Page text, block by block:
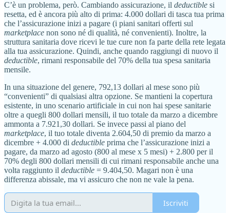
C’è un problema, però. Cambiando assicurazione, il deductible si
resetta, ed è ancora più alto di prima: 4.000 dollari di tasca tua prima
che l’assicurazione inizi a pagare (i piani sanitari offerti sul
marketplace non sono né di qualità, né convenienti). Inoltre, la
struttura sanitaria dove ricevi le tue cure non fa parte della rete legata
alla tua assicurazione. Quindi, anche quando raggiungi di nuovo il
deductible, rimani responsabile del 70% della tua spesa sanitaria
mensile.
In una situazione del genere, 792,13 dollari al mese sono più
“convenienti” di qualsiasi altra opzione. Se mantieni la copertura
esistente, in uno scenario artificiale in cui non hai spese sanitarie
oltre a quegli 800 dollari mensili, il tuo totale da marzo a dicembre
ammonta a 7.921,30 dollari. Se invece passi al piano del
marketplace, il tuo totale diventa 2.604,50 di premio da marzo a
dicembre + 4.000 di deductible prima che l’assicurazione inizi a
pagare, da marzo ad agosto (800 al mese x 5 mesi) + 2.800 per il
70% degli 800 dollari mensili di cui rimani responsabile anche una
volta raggiunto il deductible = 9.404,50. Magari non è una
differenza abissale, ma vi assicuro che non ne vale la pena.
Iscriviti